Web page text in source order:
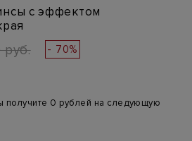
с эффектом
- 70%
получите 0 рублей на следующую